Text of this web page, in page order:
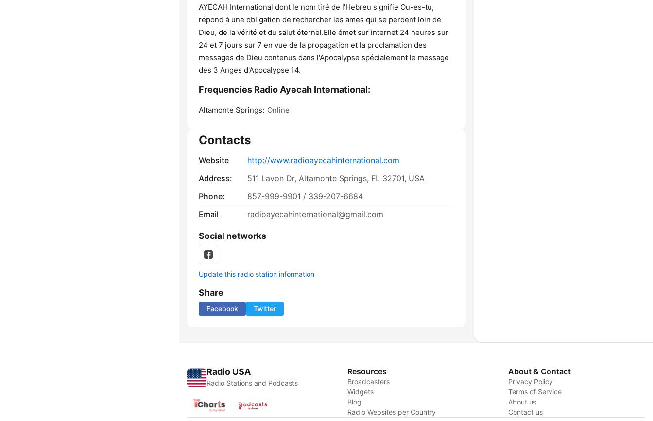
AYECAH International dont le nom tiré de l'Hebreu signifie Ou-es-tu,
répond à une obligation de rechercher les ames qui se perdent loin de
Dieu, de la vérité et du salut éternel.Elle émet sur internet 24 heures sur
24 et 7 jours sur 7 en vue de la propagation et la proclamation des
messages de Dieu contenus dans l'Apocalypse spécialement le message
des 3 Anges d'Apocalypse 14.
Frequencies Radio Ayecah International:
Altamonte Springs: Online
Contacts
Website
http://www.radioayecahinternational.com
Address:
511 Lavon Dr, Altamonte Springs, FL 32701, USA
Phone:
857-999-9901 / 339-207-6684
Email
radioayecahinternational@gmail.com
Social networks
Update this radio station information
Share
Facebook Twitter
Radio USA
Radio Stations and Podcasts
Resources
Broadcasters
Widgets
Blog
Radio Websites per Country
About & Contact
Privacy Policy
Terms of Service
About us
Contact us